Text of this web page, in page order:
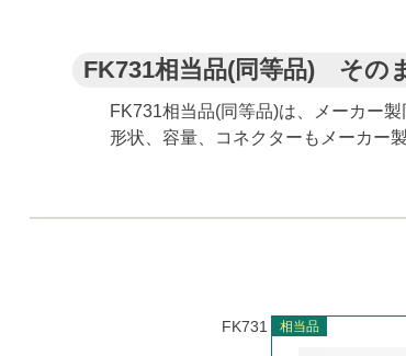
FK731相当品(同等品) その
FK731相当品(同等品)は、メーカー
形状、容量、コネクターもメーカー
FK731 相当品